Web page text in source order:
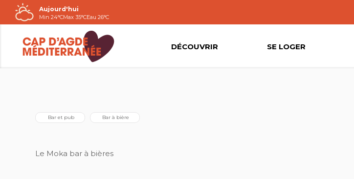
Passer
au
contenu
Aujourd'hui
Min 24°CMax 35°CEau 26°C
DÉCOUVRIR SE LOGER
Bar et pub Bar à bière
Le Moka bar à bières